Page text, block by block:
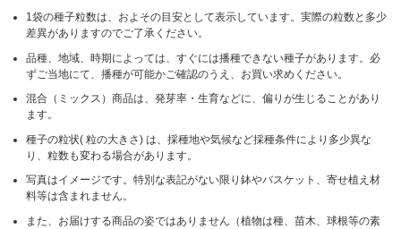
1袋の種子粒数は、およその目安として表示しています。実際の粒数と多少
差異がありますのでご了承ください。
品種、地域、時期によっては、すぐには播種できない種子があります。必
ずご当地にて、播種が可能かご確認のうえ、お買い求めください。
混合（ミックス）商品は、発芽率・生育などに、偏りが生じることがあり
ます。
種子の粒状( 粒の大きさ) は、採種地や気候など採種条件により多少異な
り、粒数も変わる場合があります。
写真はイメージです。特別な表記がない限り鉢やバスケット、寄せ植え材
料等は含まれません。
また、お届けする商品の姿ではありません（植物は種、苗木、球根等の素